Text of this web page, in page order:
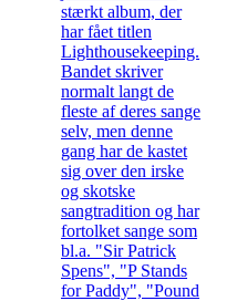
stærkt album, der
har fået titlen
Lighthousekeeping.
Bandet skriver
normalt langt de
fleste af deres sange
selv, men denne
gang har de kastet
sig over den irske
og skotske
sangtradition og har
fortolket sange som
bl.a. "Sir Patrick
Spens", "P Stands
for Paddy", "Pound